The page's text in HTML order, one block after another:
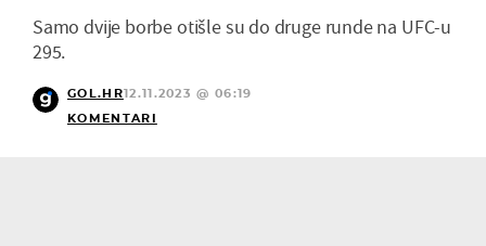
Samo dvije borbe otišle su do druge runde na UFC-u
295.
GOL.HR12.11.2023 @ 06:19
KOMENTARI